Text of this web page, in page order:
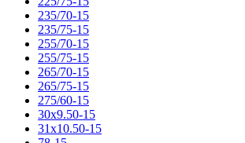
235/70-15
235/75-15
255/70-15
255/75-15
265/70-15
265/75-15
275/60-15
30x9.50-15
31x10.50-15